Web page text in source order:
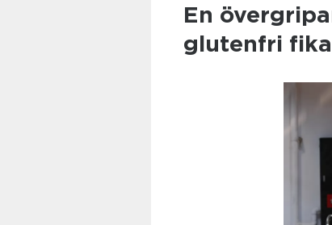
En
glutenfri fika